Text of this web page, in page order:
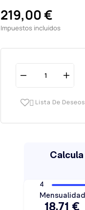
219,00 €
Impuestos incluidos
 Lista De Deseos